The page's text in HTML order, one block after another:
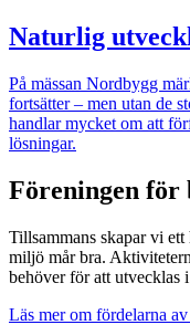
Naturlig
På mässan Nordbygg
fortsätter – men utan de
handlar mycket om att
lösningar.
Föreningen för
Tillsammans skapar vi
miljö mår bra.
behöver för att utvecklas
Läs mer om fördelarna